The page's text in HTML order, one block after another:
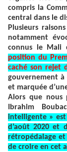
compris la
central dans le
Plusieurs
notamment
connus le Mali
position du
caché son rejet
gouvernement à
et marquée
Alors que nous
Ibrahim
intelligente » est
d’août 2020 et
rétropédalage et
de croire en cet